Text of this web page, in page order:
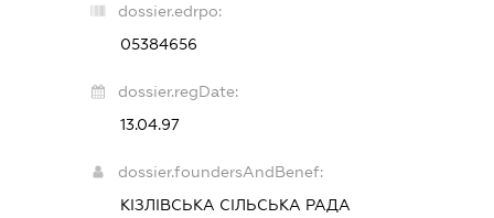
dossier.edrpo:
05384656
dossier.regDate:
13.04.97
dossier.foundersAndBenef:
КІЗЛІВСЬКА СІЛЬСЬКА РАДА